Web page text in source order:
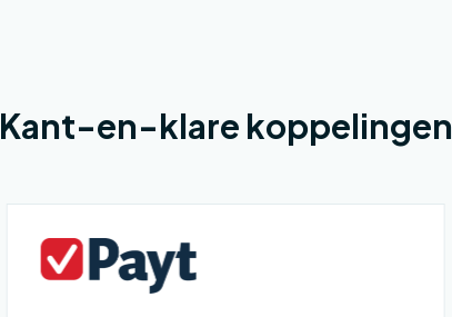
Kant-en-klare koppelingen